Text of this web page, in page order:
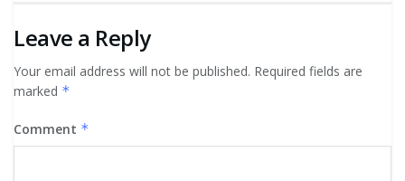
Leave a Reply
Your email address will not be published. Required fields are
marked *
Comment *